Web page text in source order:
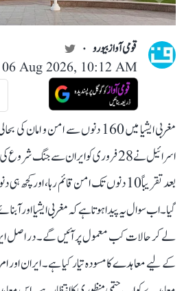
قومی آواز بیورو
Aug 2026, 10:12 AM
مغربی ایشیا میں 160 دنوں سے امن و
اسرائیل نے 28 فروری کو ایران سے
بعد تقریباً 10 دنوں تک امن قائم رہا، اور
گیا۔ اب سوال یہ پیدا ہوتا ہے کہ مغربی ایشیا اور
لے کر حالات کب معمول پر آئیں گے۔ در اصل
کے لیے معاہدے کا مسودہ تیار کیا ہے۔ ایران